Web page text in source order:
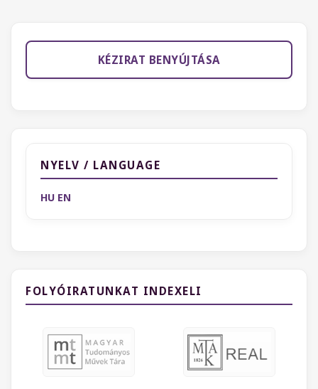
KÉZIRAT BENYÚJTÁSA
NYELV / LANGUAGE
HU EN
FOLYÓIRATUNKAT INDEXELI